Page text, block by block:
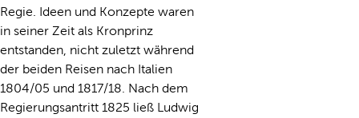
Regie. Ideen und Konzepte waren
in seiner Zeit als Kronprinz
entstanden, nicht zuletzt während
der beiden Reisen nach Italien
1804/05 und 1817/18. Nach dem
Regierungsantritt 1825 ließ Ludwig